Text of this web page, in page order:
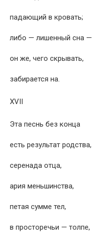
падающий в кровать;
либо — лишенный сна —
он же, чего скрывать,
забирается на.
XVII
Эта песнь без конца
есть результат родства,
серенада отца,
ария меньшинства,
петая сумме тел,
в просторечьи — толпе,